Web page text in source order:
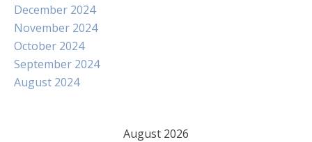
December 2024
November 2024
October 2024
September 2024
August 2024
August 2026